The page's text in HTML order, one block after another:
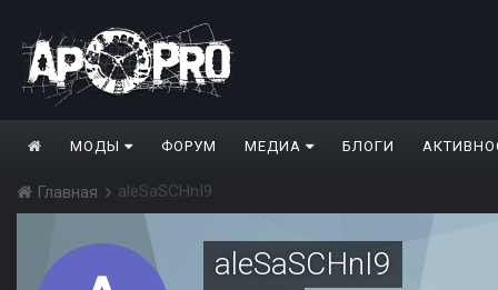
МОДЫ ФОРУМ МЕДИА БЛОГИ
Главная aleSaSCHnI9
aleSaSCHnI9